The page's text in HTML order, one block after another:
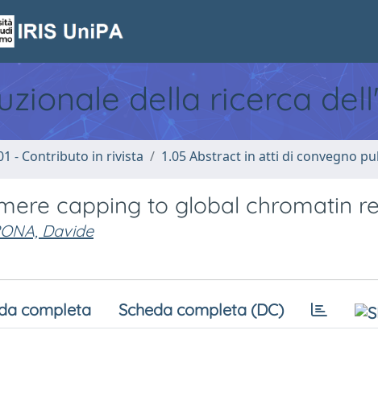
della ricerca
- Contributo in rivista 1.05 Abstract in atti di convegno
capping to global chromatin
Davide
completa Scheda completa (DC)